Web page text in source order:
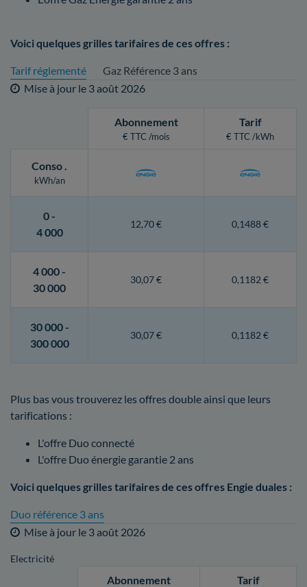
Voici quelques grilles tarifaires de ces offres :
Tarif réglementé
Gaz Référence 3 ans
Mise à jour le 3 août 2026
Abonnement
€ TTC /mois
Tarif
€ TTC /kWh
Conso.
kWh/an
0 -
4 000
12,70 € 0,1488 €
4 000 -
30 000
30,07 € 0,1182 €
30 000 -
300 000
30,07 € 0,1182 €
Plus bas vous trouverez les offres double ainsi que leurs
tarifications :
L'offre Duo connecté
L'offre Duo énergie garantie 2 ans
Voici quelques grilles tarifaires de ces offres Engie duales :
Duo référence 3 ans
Mise à jour le 3 août 2026
Electricité
Abonnement Tarif